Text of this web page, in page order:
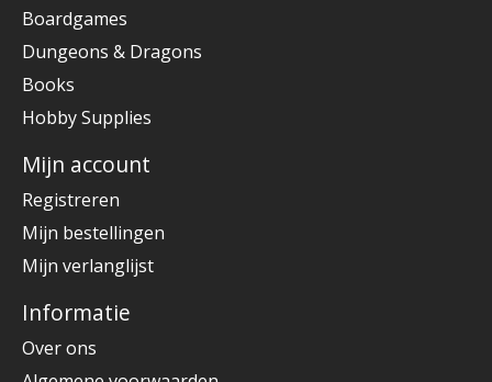
Boardgames
Dungeons & Dragons
Books
Hobby Supplies
Mijn account
Registreren
Mijn bestellingen
Mijn verlanglijst
Informatie
Over ons